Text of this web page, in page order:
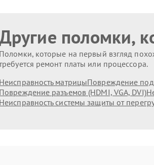
поломки,
Поломки, которые на первый взгляд
ремонт платы или процессора.
Неисправность матрицыПовреждение
Повреждение разъемов (HDMI, VGA, DVI)
Неисправность системы защиты от